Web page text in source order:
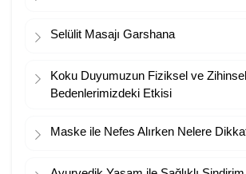
Selülit Masajı Garshana
Koku Duyumuzun Fiziksel ve Zihinsel
Bedenlerimizdeki Etkisi
Maske ile Nefes Alırken Nelere